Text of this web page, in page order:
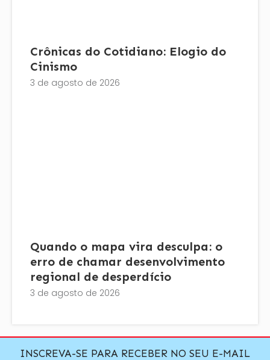
Crônicas do Cotidiano: Elogio do
Cinismo
3 de agosto de 2026
Quando o mapa vira desculpa: o
erro de chamar desenvolvimento
regional de desperdício
3 de agosto de 2026
INSCREVA-SE PARA RECEBER NO SEU E-MAIL